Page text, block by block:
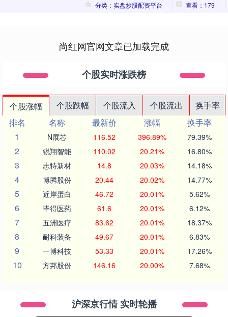
分类：实盘炒股配资平台
查看：179
尚红网官网文章已加载完成
个股实时涨跌榜
个股涨幅 个股跌幅 个股流入 个股流出
换手率
排名
名称 最新价 涨幅
换手率
1
N展芯 116.52 396.89% 79.39%
2 锐翔智能 110.02 20.21% 16.80%
3 志特新材 14.8 20.03% 14.18%
4 博腾股份 20.44 20.02% 14.77%
5 近岸蛋白 46.72 20.01% 5.62%
6 毕得医药 61.6 20.01% 6.12%
7 五洲医疗 83.62 20.01% 18.37%
8 耐科装备 49.67 20.01% 6.83%
9 一博科技 53.33 20.01% 17.26%
10 方邦股份 146.16 20.00% 7.68%
沪深京行情 实时轮播